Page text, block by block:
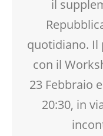
SOCIALIZZAZIONE
TEMPO LIBERO
VIA FARUFFINI
il
quotidiano.
con il
23 Febbraio
20:30, in